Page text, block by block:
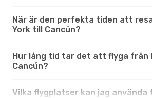
När är den perfekta tiden att
York till Cancún?
Hur lång tid tar det att flyga från
Cancún?
Vilka flygplatser kan jag använda